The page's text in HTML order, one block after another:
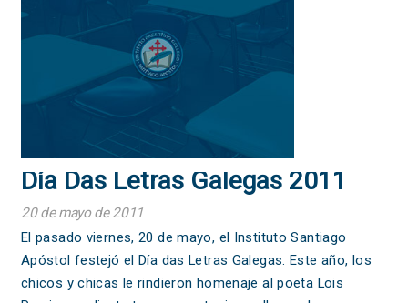
Día Das Letras Galegas 2011
20 de mayo de 2011
El pasado viernes, 20 de mayo, el Instituto Santiago
Apóstol festejó el Día das Letras Galegas. Este año, los
chicos y chicas le rindieron homenaje al poeta Lois